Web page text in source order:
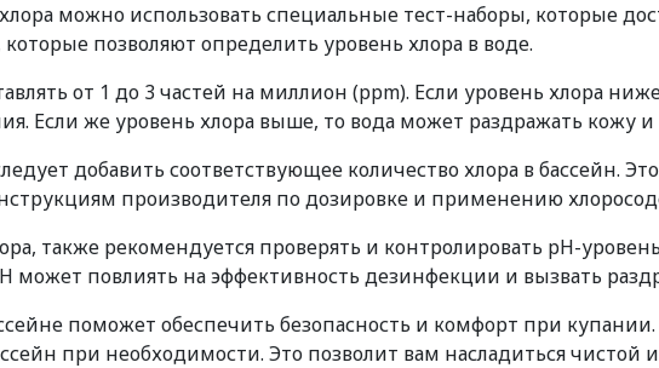
можно использовать специальные тест-наборы, которые
позволяют определить уровень хлора в воде.
от 1 до 3 частей на миллион (ppm). Если уровень хлора
Если же уровень хлора выше, то вода может раздражать кожу и
добавить соответствующее количество хлора в бассейн.
производителя по дозировке и применению
также рекомендуется проверять и контролировать pH-
может повлиять на эффективность дезинфекции и вызвать
поможет обеспечить безопасность и комфорт при
при необходимости. Это позволит вам насладиться